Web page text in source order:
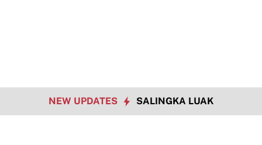
NEW UPDATES SALINGKA LUAK